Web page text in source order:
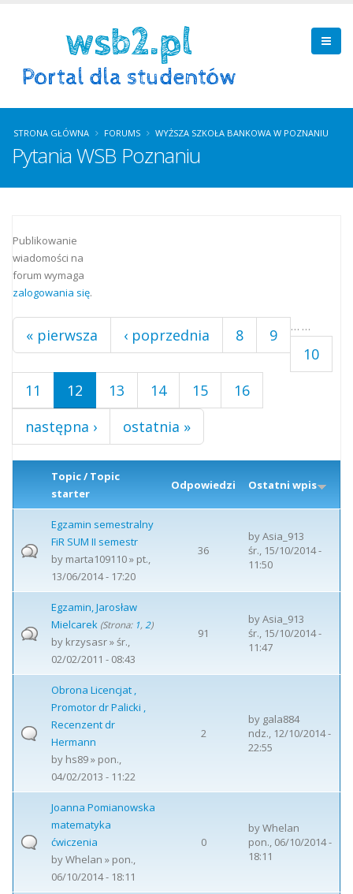
STRONA GŁÓWNA FORUMS WYŻSZA SZKOŁA BANKOWA W POZNANIU
Pytania WSB Poznaniu
Publikowanie
wiadomości na
forum wymaga
zalogowania się.
Strony
« pierwsza ‹ poprzednia …
8
9
10
11
12 13 14 15 16
…
następna › ostatnia »
Topic / Topic
starter
Odpowiedzi Ostatni wpis
Egzamin semestralny
FiR SUM II semestr
by marta109110» pt.,
13/06/2014 - 17:20
36
byAsia_913
śr., 15/10/2014 -
11:50
Egzamin, Jarosław
Mielcarek (Strona: 1, 2)
by krzysasr» śr.,
02/02/2011 - 08:43
91
byAsia_913
śr., 15/10/2014 -
11:47
Obrona Licencjat ,
Promotor dr Palicki ,
Recenzent dr
Hermann
by hs89» pon.,
04/02/2013 - 11:22
2
by gala884
ndz., 12/10/2014 -
22:55
Joanna Pomianowska
matematyka
ćwiczenia
byWhelan » pon.,
06/10/2014 - 18:11
0
byWhelan
pon., 06/10/2014 -
18:11